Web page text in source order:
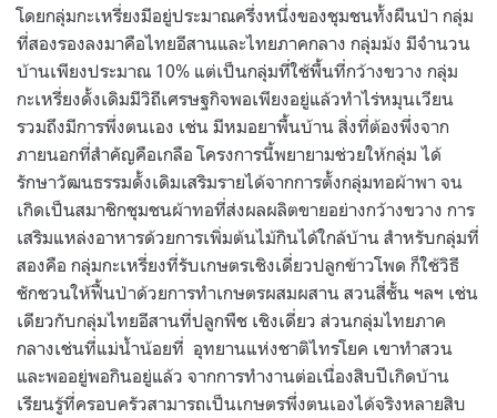
โดยกลุ่มกะเหรี่ยงมีอยู่ประมาณครึ่งหนึ่งของชุมชนทั้งผืนป่า กลุ่ม
ที่สองรองลงมาคือไทยอีสานและไทยภาคกลาง กลุ่มม้ง มีจำนวน
บ้านเพียงประมาณ 10% แต่เป็นกลุ่มที่ใช้พื้นที่กว้างขวาง กลุ่ม
กะเหรี่ยงดั้งเดิมมีวิถีเศรษฐกิจพอเพียงอยู่แล้วทำไร่หมุนเวียน
รวมถึงมีการพึ่งตนเอง เช่น มีหมอยาพื้นบ้าน สิ่งที่ต้องพึ่งจาก
ภายนอกที่สำคัญคือเกลือ โครงการนี้พยายามช่วยให้กลุ่ม ได้
รักษาวัฒนธรรมดั้งเดิมเสริมรายได้จากการตั้งกลุ่มทอผ้าพา จน
เกิดเป็นสมาชิกชุมชนผ้าทอที่ส่งผลผลิตขายอย่างกว้างขวาง การ
เสริมแหล่งอาหารด้วยการเพิ่มต้นไม้กินได้ใกล้บ้าน สำหรับกลุ่มที่
สองคือ กลุ่มกะเหรี่ยงที่รับเกษตรเชิงเดี่ยวปลูกข้าวโพด ก็ใช้วิธี
ชักชวนให้ฟื้นป่าด้วยการทำเกษตรผสมผสาน สวนสี่ชั้น ฯลฯ เช่น
เดียวกับกลุ่มไทยอีสานที่ปลูกพืช เชิงเดี่ยว ส่วนกลุ่มไทยภาค
กลางเช่นที่แม่น้ำน้อยที่ อุทยานแห่งชาติไทรโยค เขาทำสวน
และพออยู่พอกินอยู่แล้ว จากการทำงานต่อเนื่องสิบปีเกิดบ้าน
เรียนรู้ที่ครอบครัวสามารถเป็นเกษตรพึ่งตนเองได้จริงหลายสิบ